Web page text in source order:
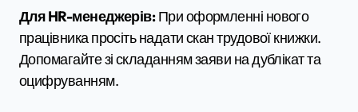
Для HR-менеджерів:При оформленні нового
працівника просіть надати скан трудової книжки.
Допомагайте зі складанням заяви на дублікат та
оцифруванням.